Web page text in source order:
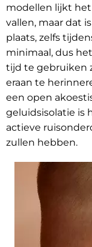
modellen lijkt
vallen, maar dat
plaats, zelfs
minimaal, dus
tijd te gebruiken
eraan te
een open
geluidsisolatie is
actieve
zullen hebben.